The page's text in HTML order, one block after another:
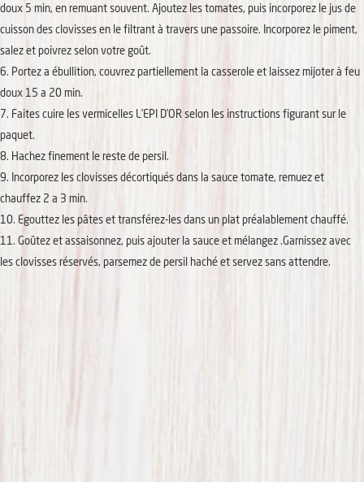
doux 5 min, en remuant souvent. Ajoutez les tomates, puis incorporez le jus de
cuisson des clovisses en le filtrant à travers une passoire. Incorporez le piment,
salez et poivrez selon votre goût.
Portez a ébullition, couvrez partiellement la casserole et laissez mijoter à feu
doux 15 a 20 min.
Faites cuire les vermicelles L’EPI D’OR selon les instructions figurant sur le
paquet.
Hachez finement le reste de persil.
Incorporez les clovisses décortiqués dans la sauce tomate, remuez et
chauffez 2 a 3 min.
Egouttez les pâtes et transférez-les dans un plat préalablement chauffé.
Goûtez et assaisonnez, puis ajouter la sauce et mélangez .Garnissez avec
les clovisses réservés, parsemez de persil haché et servez sans attendre.